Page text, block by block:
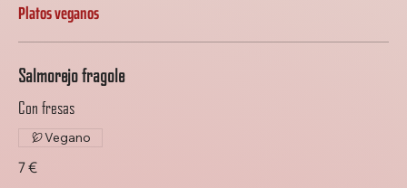
Platos veganos
Salmorejo fragole
Con fresas
7 €
Vegano